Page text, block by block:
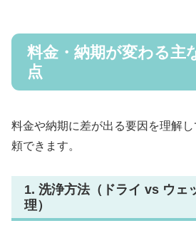
料金・納期が変わる主
点
料金や納期に差が出る要因を理解
頼できます。
1. 洗浄方法（ドライ vs ウェ
理）